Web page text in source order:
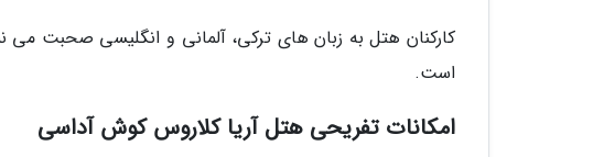
است.
امکانات تفریحی هتل آریا کلاروس کوش آداسی